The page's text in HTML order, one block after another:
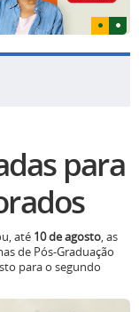
para
até 10 de agosto, as
de Pós-Graduação
para o segundo